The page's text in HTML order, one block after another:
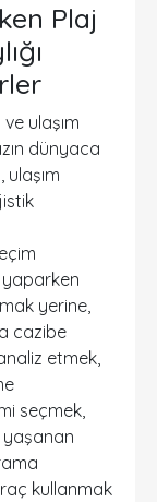
Plaj
ulaşım
dünyaca
ulaşım
yaparken
yerine,
cazibe
etmek,
seçmek,
yaşanan
kullanmak